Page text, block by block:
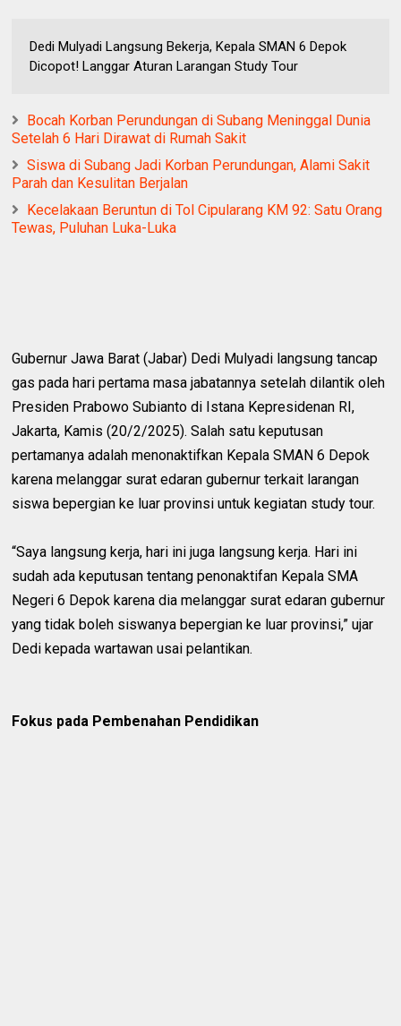
Dedi Mulyadi Langsung Bekerja, Kepala SMAN 6 Depok
Dicopot! Langgar Aturan Larangan Study Tour
Bocah Korban Perundungan di Subang Meninggal Dunia
Setelah 6 Hari Dirawat di Rumah Sakit
Siswa di Subang Jadi Korban Perundungan, Alami Sakit
Parah dan Kesulitan Berjalan
Kecelakaan Beruntun di Tol Cipularang KM 92: Satu Orang
Tewas, Puluhan Luka-Luka
Gubernur Jawa Barat (Jabar) Dedi Mulyadi langsung tancap
gas pada hari pertama masa jabatannya setelah dilantik oleh
Presiden Prabowo Subianto di Istana Kepresidenan RI,
Jakarta, Kamis (20/2/2025). Salah satu keputusan
pertamanya adalah menonaktifkan Kepala SMAN 6 Depok
karena melanggar surat edaran gubernur terkait larangan
siswa bepergian ke luar provinsi untuk kegiatan study tour.
“Saya langsung kerja, hari ini juga langsung kerja. Hari ini
sudah ada keputusan tentang penonaktifan Kepala SMA
Negeri 6 Depok karena dia melanggar surat edaran gubernur
yang tidak boleh siswanya bepergian ke luar provinsi,” ujar
Dedi kepada wartawan usai pelantikan.
Fokus pada Pembenahan Pendidikan